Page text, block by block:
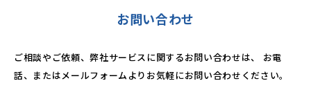
お問い合わせ
ご相談やご依頼、弊社サービスに関するお問い合わせは、
お電
話、またはメールフォームよりお気軽にお問い合わせください。